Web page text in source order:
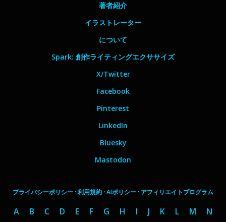
著者紹介
イラストレーター
について
Spark: 創作ライティングエクササイズ
X/Twitter
Facebook
Pinterest
LinkedIn
Bluesky
Mastodon
プライバシーポリシー ·利用規約 ·AIポリシー · アフィリエイトプログラム
A B C D E F G H I J K L M N